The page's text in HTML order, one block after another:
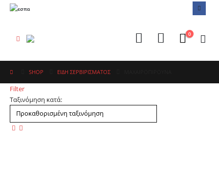
0
SHOP ΕΙΔΗ ΣΕΡΒΙΡΙΣΜΑΤΟΣ
Filter
Ταξινόμηση κατά: